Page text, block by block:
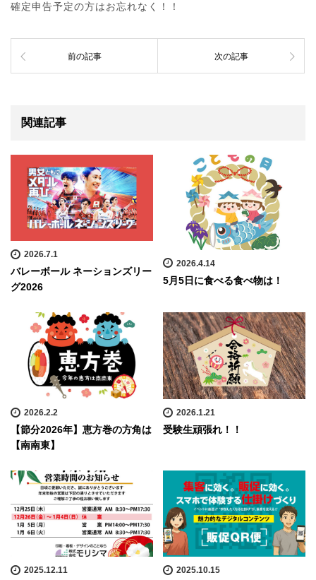
確定申告予定の方はお忘れなく！！
前の記事 次の記事
関連記事
2026.7.1
バレーボール ネーションズリー
グ2026
2026.4.14
5月5日に食べる食べ物は！
2026.2.2
【節分2026年】恵方巻の方角は
【南南東】
2026.1.21
受験生頑張れ！！
2025.12.11 2025.10.15